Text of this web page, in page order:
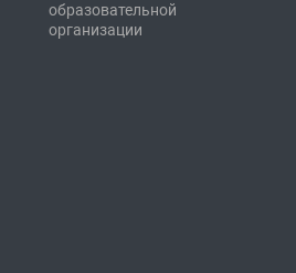
образовательной
организации